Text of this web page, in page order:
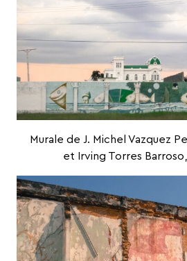
Murale de J. Michel Vazquez
et Irving Torres